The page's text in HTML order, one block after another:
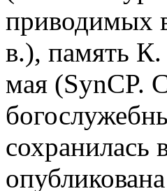
приводимых
в.), память
мая (SynCP.
сохранилась